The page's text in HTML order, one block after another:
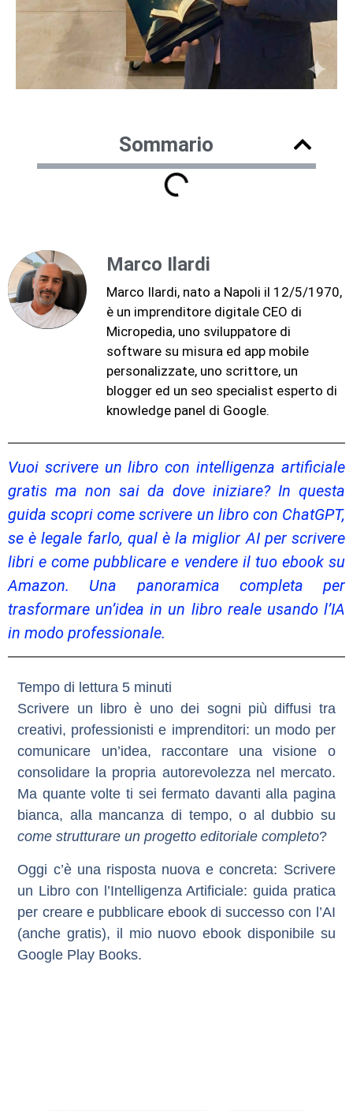
Sommario
Marco Ilardi
Marco Ilardi, nato a Napoli il 12/5/1970,
è un imprenditore digitale CEO di
Micropedia, uno sviluppatore di
software su misura ed app mobile
personalizzate, uno scrittore, un
blogger ed un seo specialist esperto di
knowledge panel di Google.
Vuoi scrivere un libro con intelligenza artificiale
gratis ma non sai da dove iniziare? In questa
guida scopri come scrivere un libro con ChatGPT,
se è legale farlo, qual è la miglior AI per scrivere
libri e come pubblicare e vendere il tuo ebook su
Amazon. Una panoramica completa per
trasformare un’idea in un libro reale usando l’IA
in modo professionale.
Scrivere un libro è uno dei sogni più diffusi tra
creativi, professionisti e imprenditori: un modo per
comunicare un’idea, raccontare una visione o
consolidare la propria autorevolezza nel mercato.
Ma quante volte ti sei fermato davanti alla pagina
bianca, alla mancanza di tempo, o al dubbio su
come strutturare un progetto editoriale completo?
Oggi c’è una risposta nuova e concreta: Scrivere
un Libro con l’Intelligenza Artificiale: guida pratica
per creare e pubblicare ebook di successo con l’AI
(anche gratis), il mio nuovo ebook disponibile su
Google Play Books.